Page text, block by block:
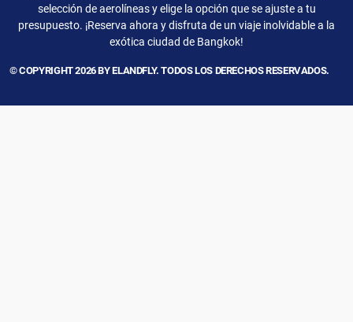
selección de aerolíneas y elige la opción que se ajuste a tu
presupuesto. ¡Reserva ahora y disfruta de un viaje inolvidable a la
exótica ciudad de Bangkok!
© COPYRIGHT 2026 BY ELANDFLY. TODOS LOS DERECHOS RESERVADOS.